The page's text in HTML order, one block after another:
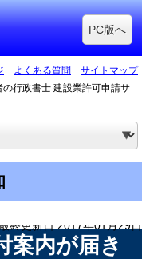
PC版へ
よくある質問
サイトマップ
の行政書士 建設業許可申請サ
終更新日:2017年01月29日
案内が届き